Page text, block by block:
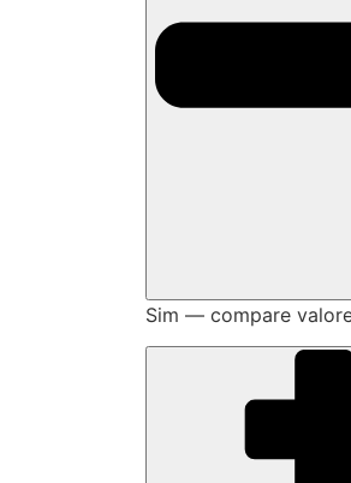
Sim — compare